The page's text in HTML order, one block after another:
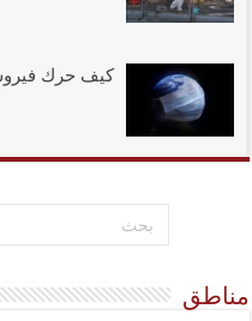
كيف حرك
مناطق